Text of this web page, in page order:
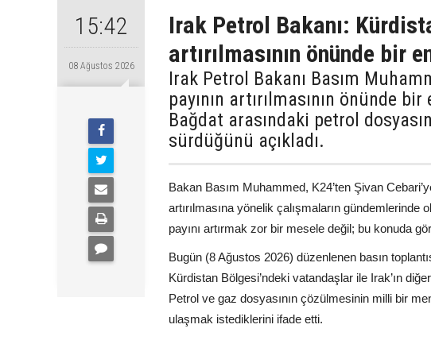
15:42
08 Ağustos 2026
Irak Petrol Bakanı:
artırılmasının önünde bir
Irak Petrol Bakanı Basım
payının artırılmasının önünde
Bağdat arasındaki petrol
sürdüğünü açıkladı.
Bakan Basım Muhammed, K24’ten Şivan
artırılmasına yönelik çalışmaların
payını artırmak zor bir mesele değil; bu konuda
Bugün (8 Ağustos 2026) düzenlenen basın
Kürdistan Bölgesi’ndeki vatandaşlar ile Irak’ın
Petrol ve gaz dosyasının çözülmesinin milli bir
ulaşmak istediklerini ifade etti.